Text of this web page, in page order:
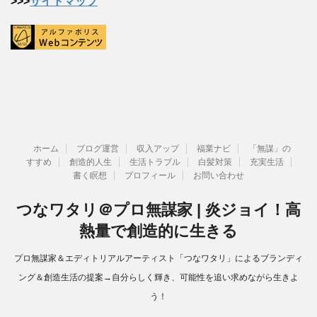
ホーム ブログ運営 収入アップ 福業ナビ
「無謀」の
すすめ
創造的人生 生活トラブル 白髪対策
充実生活
書く瞑想
プロフィール お問い合わせ
つなワタリ＠プロ無謀家 | 炎ジョイ！高
熱量で創造的に生きる
プロ無謀家＆エディトリアルアーティスト「つなワタリ」によるブランディ
ング＆創造生活の提案→自分らしく輝き、可能性を追い求めながら生きよ
う！